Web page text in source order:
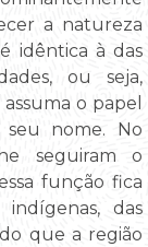
a natureza
idêntica à das
ou seja,
o papel
nome. No
seguiram o
função fica
das
que a região